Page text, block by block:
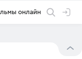
онлайн